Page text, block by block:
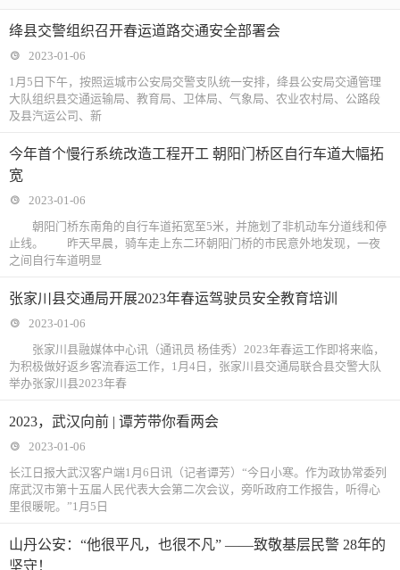
绛县交警组织召开春运道路交通安全部署会
2023-01-06
1月5日下午，按照运城市公安局交警支队统一安排，绛县公安局交通管理
大队组织县交通运输局、教育局、卫体局、气象局、农业农村局、公路段
及县汽运公司、新
今年首个慢行系统改造工程开工 朝阳门桥区自行车道大幅拓
宽
2023-01-06
朝阳门桥东南角的自行车道拓宽至5米，并施划了非机动车分道线和停
止线。 昨天早晨，骑车走上东二环朝阳门桥的市民意外地发现，一夜
之间自行车道明显
张家川县交通局开展2023年春运驾驶员安全教育培训
2023-01-06
张家川县融媒体中心讯（通讯员 杨佳秀）2023年春运工作即将来临，
为积极做好返乡客流春运工作，1月4日，张家川县交通局联合县交警大队
举办张家川县2023年春
2023，武汉向前 | 谭芳带你看两会
2023-01-06
长江日报大武汉客户端1月6日讯（记者谭芳）“今日小寒。作为政协常委列
席武汉市第十五届人民代表大会第二次会议，旁听政府工作报告，听得心
里很暖呢。”1月5日
山丹公安：“他很平凡，也很不凡” ——致敬基层民警 28年的
坚守！